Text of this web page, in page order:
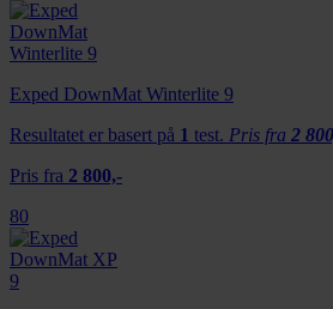
Exped DownMat Winterlite 9
Resultatet er basert på 1 test. Pris fra 2
Pris fra 2 800,-
80